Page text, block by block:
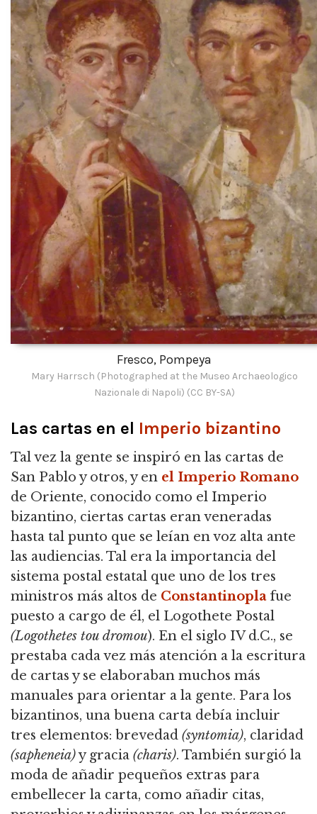
Fresco, Pompeya
Mary Harrsch (Photographed at the Museo Archaeologico
Nazionale di Napoli) (CC BY-SA)
Las cartas en el Imperio bizantino
Tal vez la gente se inspiró en las cartas de
San Pablo y otros, y en el Imperio Romano
de Oriente, conocido como el Imperio
bizantino, ciertas cartas eran veneradas
hasta tal punto que se leían en voz alta ante
las audiencias. Tal era la importancia del
sistema postal estatal que uno de los tres
ministros más altos de Constantinopla fue
puesto a cargo de él, el Logothete Postal
(Logothetes tou dromou). En el siglo IV d.C., se
prestaba cada vez más atención a la escritura
de cartas y se elaboraban muchos más
manuales para orientar a la gente. Para los
bizantinos, una buena carta debía incluir
tres elementos: brevedad (syntomia), claridad
(sapheneia)y gracia (charis). También surgió la
moda de añadir pequeños extras para
embellecer la carta, como añadir citas,